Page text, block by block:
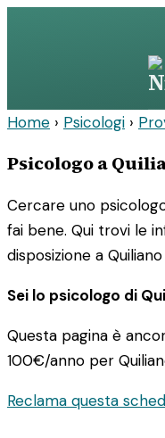
Home › Psicologi ›
Psicologo a
Cercare uno
fai bene. Qui trovi le
disposizione a
Sei lo psicologo di
Questa pagina è
100€/anno per
Reclama questa